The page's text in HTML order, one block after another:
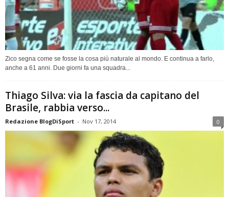
Zico segna come se fosse la cosa più naturale al mondo. E continua a farlo,
anche a 61 anni. Due giorni fa una squadra...
Thiago Silva: via la fascia da capitano del
Brasile, rabbia verso...
Redazione BlogDiSport - Nov 17, 2014 0